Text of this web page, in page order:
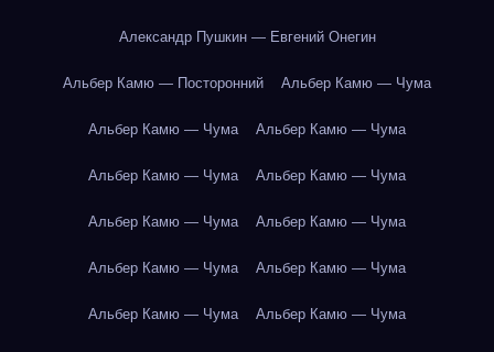
Александр Пушкин — Евгений Онегин
Альбер Камю — Посторонний Альбер Камю — Чума
Альбер Камю — Чума Альбер Камю — Чума
Альбер Камю — Чума Альбер Камю — Чума
Альбер Камю — Чума Альбер Камю — Чума
Альбер Камю — Чума Альбер Камю — Чума
Альбер Камю — Чума Альбер Камю — Чума